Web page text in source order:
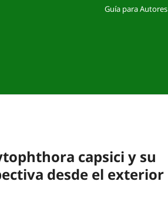
Guía para Autores
capsici y su
desde el exterior